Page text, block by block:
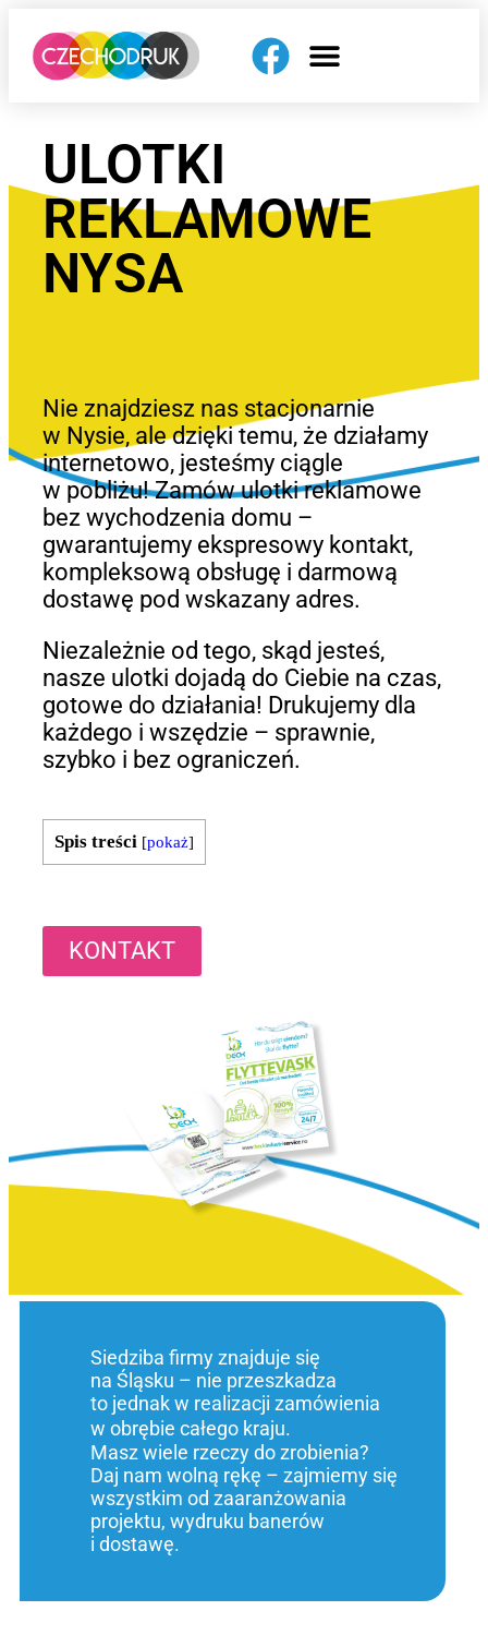
ULOTKI
REKLAMOWE
NYSA
Nie znajdziesz nas stacjonarnie
w Nysie, ale dzięki temu, że działamy
internetowo, jesteśmy ciągle
w pobliżu! Zamów ulotki reklamowe
bez wychodzenia domu –
gwarantujemy ekspresowy kontakt,
kompleksową obsługę i darmową
dostawę pod wskazany adres.
Niezależnie od tego, skąd jesteś,
nasze ulotki dojadą do Ciebie na czas,
gotowe do działania! Drukujemy dla
każdego i wszędzie – sprawnie,
szybko i bez ograniczeń.
Spis treści [pokaż]
KONTAKT
Siedziba firmy znajduje się
na Śląsku – nie przeszkadza
to jednak w realizacji zamówienia
w obrębie całego kraju.
Masz wiele rzeczy do zrobienia?
Daj nam wolną rękę – zajmiemy się
wszystkim od zaaranżowania
projektu, wydruku banerów
i dostawę.